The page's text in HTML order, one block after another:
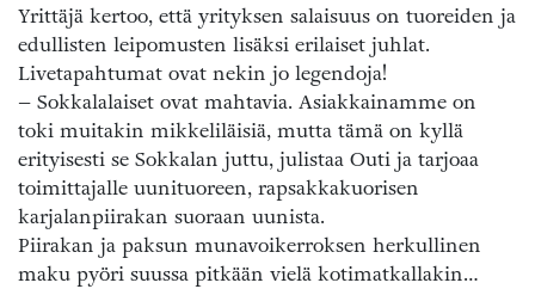
Yrittäjä kertoo, että yrityksen salaisuus on tuoreiden ja
edullisten leipomusten lisäksi erilaiset juhlat.
Livetapahtumat ovat nekin jo legendoja!
– Sokkalalaiset ovat mahtavia. Asiakkainamme on
toki muitakin mikkeliläisiä, mutta tämä on kyllä
erityisesti se Sokkalan juttu, julistaa Outi ja tarjoaa
toimittajalle uunituoreen, rapsakkakuorisen
karjalanpiirakan suoraan uunista.
Piirakan ja paksun munavoikerroksen herkullinen
maku pyöri suussa pitkään vielä kotimatkallakin…